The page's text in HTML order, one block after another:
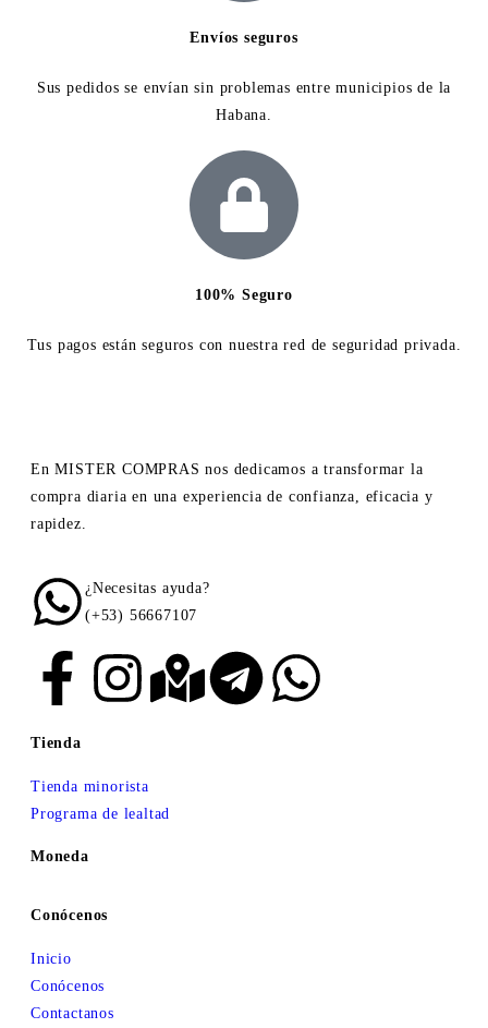
Envíos seguros
Sus pedidos se envían sin problemas entre municipios de la
Habana.
100% Seguro
Tus pagos están seguros con nuestra red de seguridad privada.
En MISTER COMPRAS nos dedicamos a transformar la
compra diaria en una experiencia de confianza, eficacia y
rapidez.
¿Necesitas ayuda?
(+53) 56667107
Tienda
Tienda minorista
Programa de lealtad
Moneda
Conócenos
Inicio
Conócenos
Contactanos